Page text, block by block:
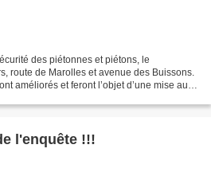
des piétonnes et piétons, le
route de Marolles et avenue des Buissons.
améliorés et feront l’objet d’une mise aux
l'enquête !!!